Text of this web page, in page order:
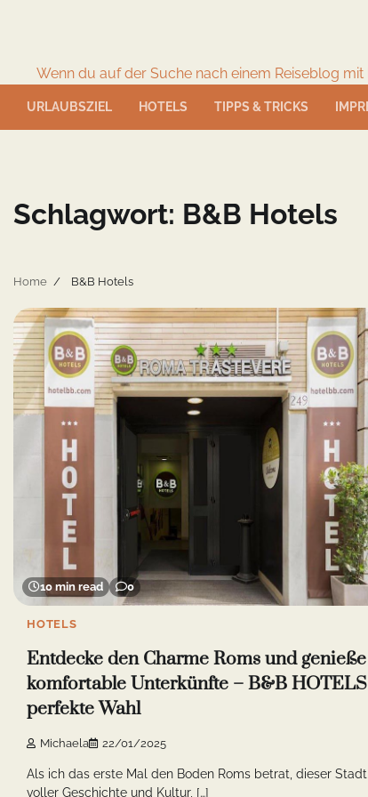
Wenn du auf der Suche nach einem Reiseblog
URLAUBSZIEL HOTELS TIPPS & TRICKS
Schlagwort: B&B Hotels
Home B&B Hotels
10 min read 0
HOTELS
Entdecke den Charme Roms und genieße
komfortable Unterkünfte – B&B
perfekte Wahl
Michaela 22/01/2025
Als ich das erste Mal den Boden Roms betrat, dieser Stadt
voller Geschichte und Kultur, […]